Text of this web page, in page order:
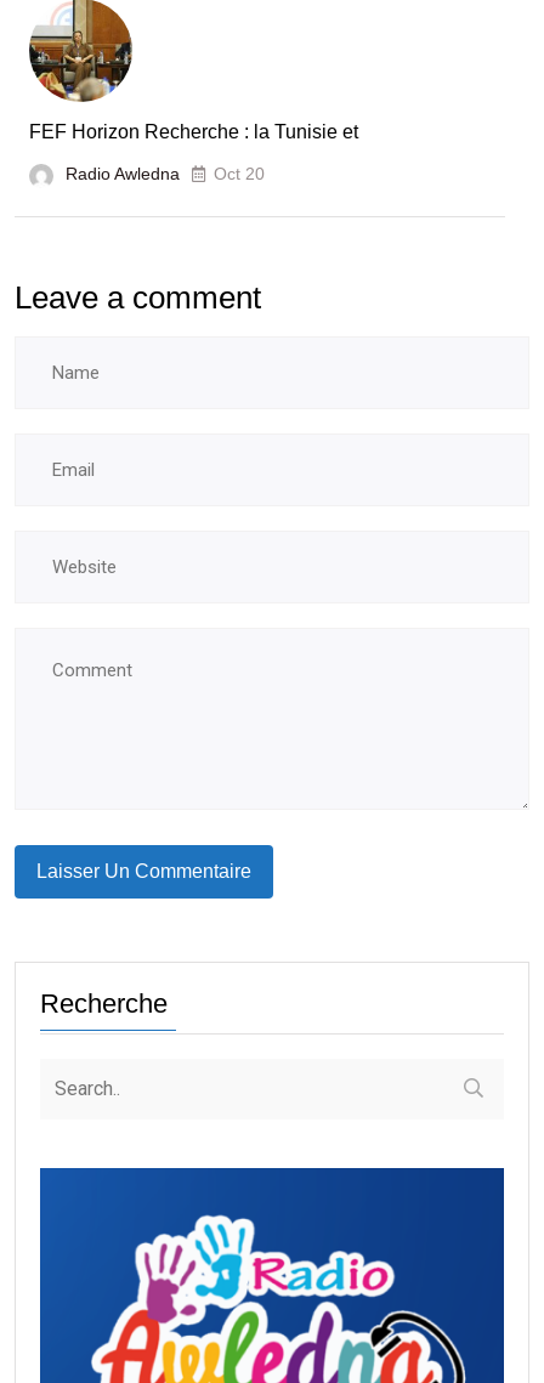
FEF Horizon Recherche : la Tunisie et
Radio Awledna Oct 20
Leave a comment
Recherche